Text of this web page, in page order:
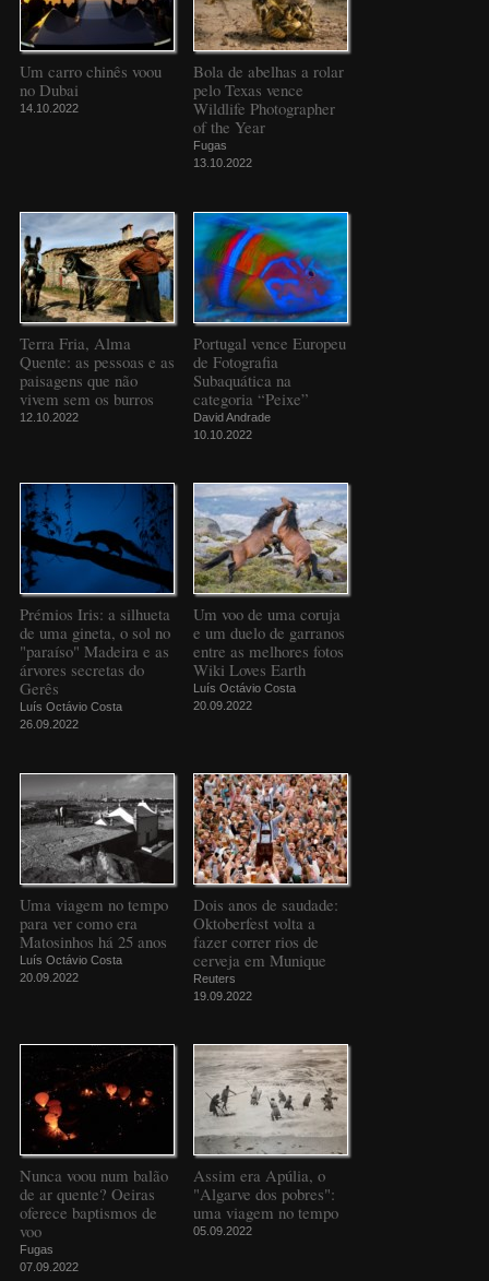
Um carro chinês voou
no Dubai
14.10.2022
Bola de abelhas a rolar
pelo Texas vence
Wildlife Photographer
of the Year
Fugas
13.10.2022
Terra Fria, Alma
Quente: as pessoas e as
paisagens que não
vivem sem os burros
12.10.2022
Portugal vence Europeu
de Fotografia
Subaquática na
categoria “Peixe”
David Andrade
10.10.2022
Prémios Iris: a silhueta
de uma gineta, o sol no
"paraíso" Madeira e as
árvores secretas do
Gerês
Luís Octávio Costa
26.09.2022
Um voo de uma coruja
e um duelo de garranos
entre as melhores fotos
Wiki Loves Earth
Luís Octávio Costa
20.09.2022
Uma viagem no tempo
para ver como era
Matosinhos há 25 anos
Luís Octávio Costa
20.09.2022
Dois anos de saudade:
Oktoberfest volta a
fazer correr rios de
cerveja em Munique
Reuters
19.09.2022
Nunca voou num balão
de ar quente? Oeiras
oferece baptismos de
voo
Fugas
07.09.2022
Assim era Apúlia, o
"Algarve dos pobres":
uma viagem no tempo
05.09.2022